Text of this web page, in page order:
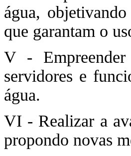
água,
que garantam o
V -
servidores e
água.
VI - Realizar a
propondo novas